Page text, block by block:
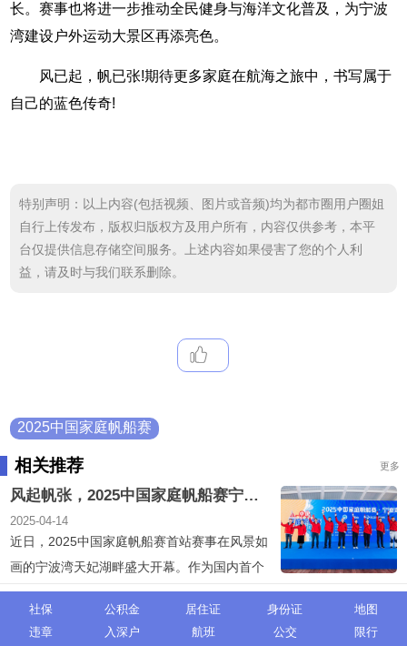
长。赛事也将进一步推动全民健身与海洋文化普及，为宁波
湾建设户外运动大景区再添亮色。
风已起，帆已张!期待更多家庭在航海之旅中，书写属于
自己的蓝色传奇!
特别声明：以上内容(包括视频、图片或音频)均为都市圈用户圈姐
自行上传发布，版权归版权方及用户所有，内容仅供参考，本平
台仅提供信息存储空间服务。上述内容如果侵害了您的个人利
益，请及时与我们联系删除。
2025中国家庭帆船赛
相关推荐 更多
风起帆张，2025中国家庭帆船赛宁波湾站盛大启幕
2025-04-14
近日，2025中国家庭帆船赛首站赛事在风景如
画的宁波湾天妃湖畔盛大开幕。作为国内首个
以家庭为参赛单位的帆船赛事，本届赛事吸引
了来自全国...
社保 公积金 居住证 身份证
地图
违章
入深户 航班 公交 限行